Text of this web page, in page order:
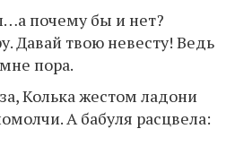
почему бы и нет?
Давай твою невесту! Ведь
пора.
Колька жестом ладони
А бабуля расцвела: